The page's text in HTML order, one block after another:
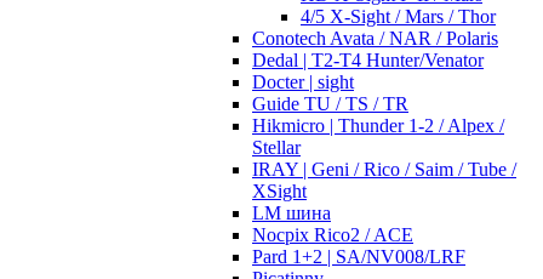
4/5 X-Sight / Mars / Thor
Conotech Avata / NAR / Polaris
Dedal | T2-T4 Hunter/Venator
Docter | sight
Guide TU / TS / TR
Hikmicro | Thunder 1-2 / Alpex /
Stellar
IRAY | Geni / Rico / Saim / Tube /
XSight
LM шина
Nocpix Rico2 / ACE
Pard 1+2 | SA/NV008/LRF